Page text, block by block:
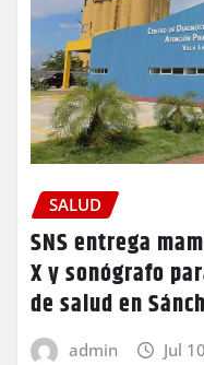
SALUD
SNS entrega
X y sonógrafo
de salud en
admin Jul